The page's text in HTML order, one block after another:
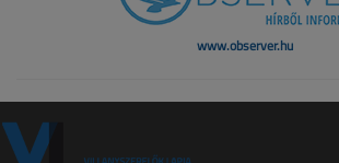
www.observer.hu